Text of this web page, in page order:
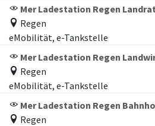
Mer Ladestation Regen
Regen
eMobilität, e-Tankstelle
Mer Ladestation Regen
Regen
eMobilität, e-Tankstelle
Mer Ladestation Regen
Regen